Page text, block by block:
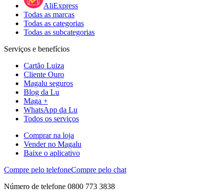
AliExpress
Todas as marcas
Todas as categorias
Todas as subcategorias
Serviços e benefícios
Cartão Luiza
Cliente Ouro
Magalu seguros
Blog da Lu
Maga +
WhatsApp da Lu
Todos os serviços
Comprar na loja
Vender no Magalu
Baixe o aplicativo
Compre pelo telefoneCompre pelo chat
Número de telefone 0800 773 3838